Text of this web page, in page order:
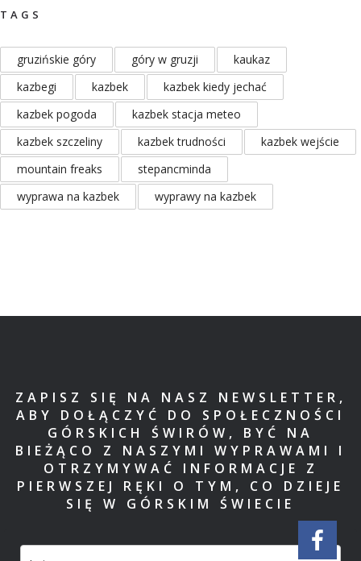
TAGS
gruzińskie góry góry w gruzji
kaukaz
kazbegi
kazbek
kazbek kiedy jechać
kazbek pogoda
kazbek stacja meteo
kazbek szczeliny
kazbek trudności
kazbek wejście
mountain freaks
stepancminda
wyprawa na kazbek
wyprawy na kazbek
ZAPISZ SIĘ NA NASZ NEWSLETTER,
ABY DOŁĄCZYĆ DO SPOŁECZNOŚCI
GÓRSKICH ŚWIRÓW, BYĆ NA
BIEŻĄCO Z NASZYMI WYPRAWAMI I
OTRZYMYWAĆ INFORMACJE Z
PIERWSZEJ RĘKI O TYM, CO DZIEJE
SIĘ W GÓRSKIM ŚWIECIE